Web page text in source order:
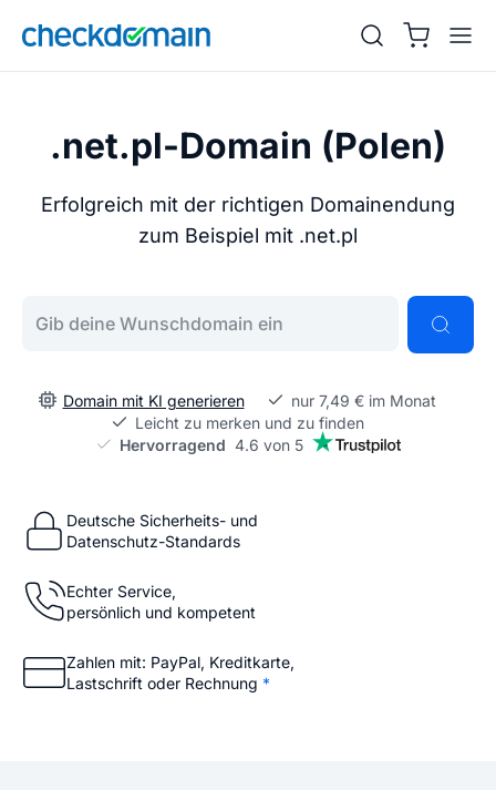
.net.pl-Domain (Polen)
Erfolgreich mit der richtigen Domainendung
zum Beispiel mit .net.pl
Domain mit KI generieren
nur 7,49 € im Monat
Leicht zu merken und zu finden
Hervorragend 4.6 von 5
Deutsche Sicherheits- und
Datenschutz-Standards
Echter Service,
persönlich und kompetent
Zahlen mit: PayPal, Kreditkarte,
Lastschrift oder Rechnung *